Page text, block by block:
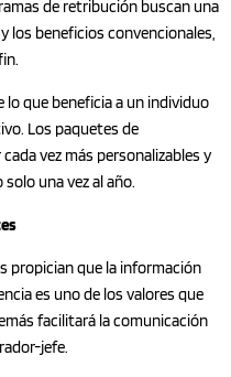
de retribución buscan una
los beneficios convencionales,
lo que beneficia a un individuo
Los paquetes de
vez más personalizables y
una vez al año.
propician que la información
es uno de los valores que
facilitará la comunicación
jefe.